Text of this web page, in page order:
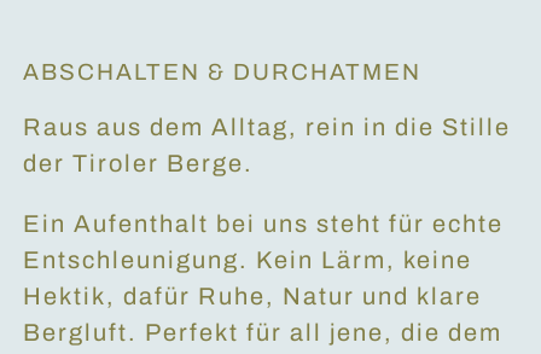
ABSCHALTEN & DURCHATMEN
Raus aus dem Alltag, rein in die Stille
der Tiroler Berge.
Ein Aufenthalt bei uns steht für echte
Entschleunigung. Kein Lärm, keine
Hektik, dafür Ruhe, Natur und klare
Bergluft. Perfekt für all jene, die dem